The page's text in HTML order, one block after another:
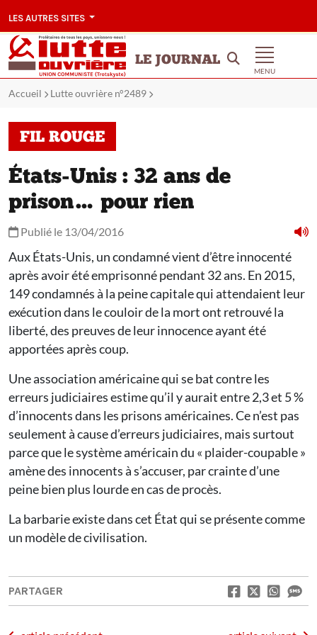
LES AUTRES SITES
LE JOURNAL
MENU
Accueil Lutte ouvrière n°2489
FIL ROUGE
États-Unis : 32 ans de
prison… pour rien
Publié le 13/04/2016
Aux États-Unis, un condamné vient d’être innocenté
après avoir été emprisonné pendant 32 ans. En 2015,
149 condamnés à la peine capitale qui attendaient leur
exécution dans le couloir de la mort ont retrouvé la
liberté, des preuves de leur innocence ayant été
apportées après coup.
Une association américaine qui se bat contre les
erreurs judiciaires estime qu’il y aurait entre 2,3 et 5 %
d’innocents dans les prisons américaines. Ce n’est pas
seulement à cause d’erreurs judiciaires, mais surtout
parce que le système américain du « plaider-coupable »
amène des innocents à s’accuser, par crainte d’une
peine bien plus lourde en cas de procès.
La barbarie existe dans cet État qui se présente comme
un modèle de civilisation.
PARTAGER